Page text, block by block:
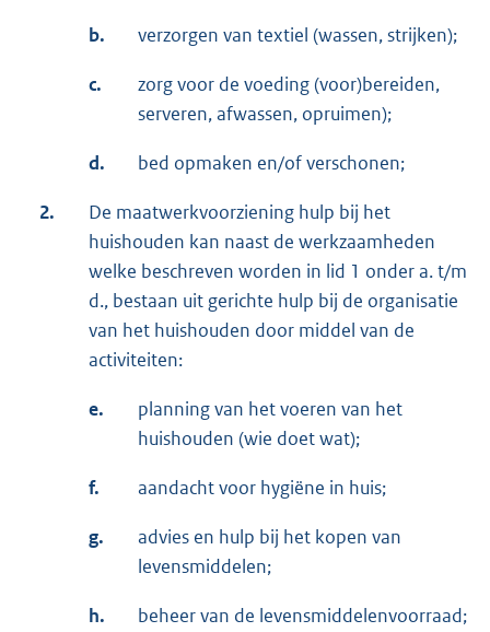
b. verzorgen van textiel (wassen, strijken);
c.
zorg voor de voeding (voor)bereiden,
serveren, afwassen, opruimen);
d. bed opmaken en/of verschonen;
2.
De maatwerkvoorziening hulp bij het
huishouden kan naast de werkzaamheden
welke beschreven worden in lid 1 onder a. t/m
d., bestaan uit gerichte hulp bij de organisatie
van het huishouden door middel van de
activiteiten:
e.
planning van het voeren van het
huishouden (wie doet wat);
f. aandacht voor hygiëne in huis;
g.
advies en hulp bij het kopen van
levensmiddelen;
h. beheer van de levensmiddelenvoorraad;